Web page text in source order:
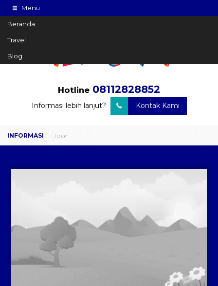
Menu
Beranda
Travel
Blog
Hotline 08112828852
Informasi lebih lanjut? Kontak Kami
Travel Door to Door
Paket Kilat
Pengiriman Barang